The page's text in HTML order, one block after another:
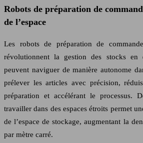
Robots de préparation de
de l’espace
Les robots de préparation de
révolutionnent la gestion des stocks en
peuvent naviguer de manière autonome
prélever les articles avec précision,
préparation et accélérant le processus.
travailler dans des espaces étroits permet
de l’espace de stockage, augmentant la
par mètre carré.